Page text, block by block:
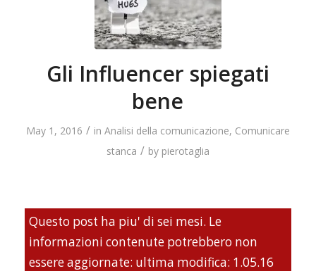
Gli Influencer spiegati
bene
May 1, 2016 / in Analisi della comunicazione, Comunicare
stanca / by pierotaglia
Questo post ha piu' di sei mesi. Le
informazioni contenute potrebbero non
essere aggiornate: ultima modifica: 1.05.16